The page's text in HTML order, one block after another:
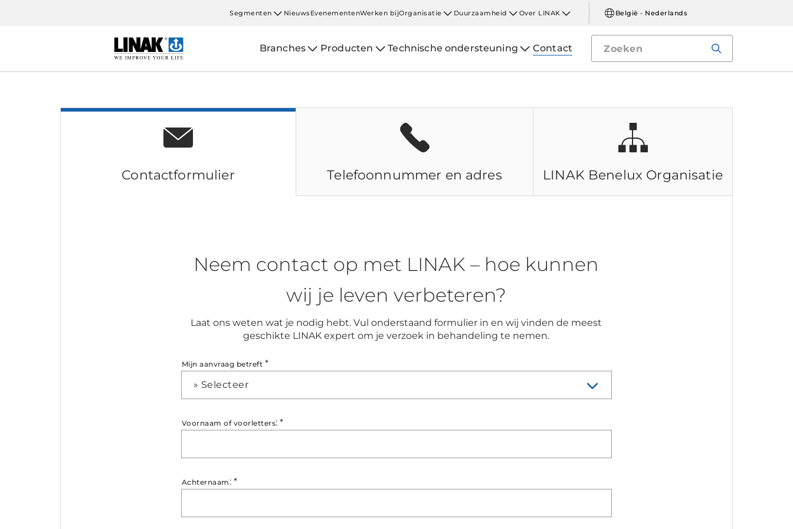
Segmenten NieuwsEvenementenWerken bijOrganisatie Duurzaamheid Over LINAK België - Nederlands
Branches Producten Technische ondersteuning Contact
Contactformulier Telefoonnummer en adres LINAK Benelux Organisatie
Neem contact op met LINAK – hoe kunnen
wij je leven verbeteren?
Laat ons weten wat je nodig hebt. Vul onderstaand formulier in en wij vinden de meest
geschikte LINAK expert om je verzoek in behandeling te nemen.
Mijn aanvraag betreft *
» Selecteer
Voornaam of voorletters:*
Achternaam : *